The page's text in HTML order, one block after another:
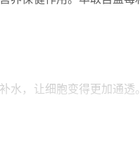
水，让细胞变得更加通透
成分，完全是利用天然